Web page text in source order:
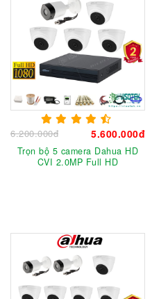
6.200.000đ 5.600.000đ
Trọn bộ 5 camera Dahua HD
CVI 2.0MP Full HD